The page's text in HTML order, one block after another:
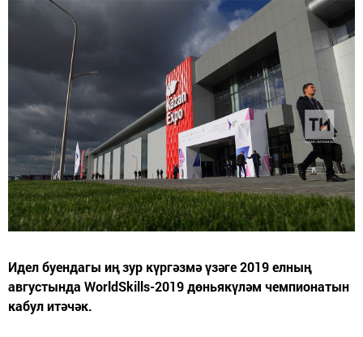
Идел буендагы иң зур күргәзмә үзәге 2019 елның
августында WorldSkills-2019 дөньякүләм чемпионатын
кабул итәчәк.